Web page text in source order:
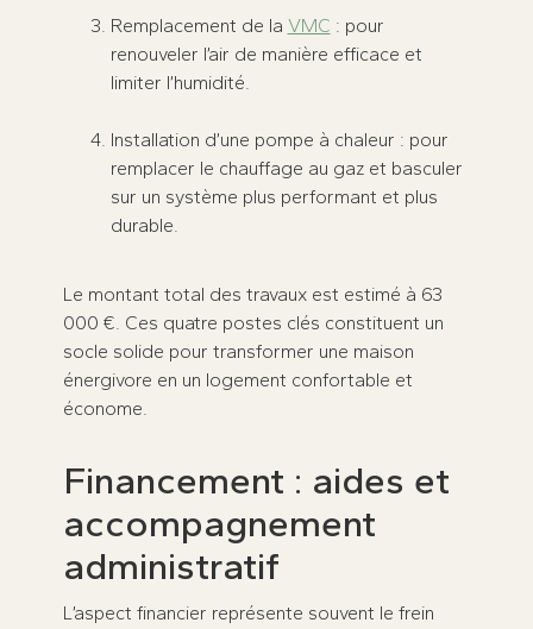
Remplacement de la VMC : pour
renouveler l’air de manière efficace et
limiter l’humidité.
Installation d’une pompe à chaleur : pour
remplacer le chauffage au gaz et basculer
sur un système plus performant et plus
durable.
Le montant total des travaux est estimé à 63
000 €. Ces quatre postes clés constituent un
socle solide pour transformer une maison
énergivore en un logement confortable et
économe.
Financement : aides et
accompagnement
administratif
L’aspect financier représente souvent le frein